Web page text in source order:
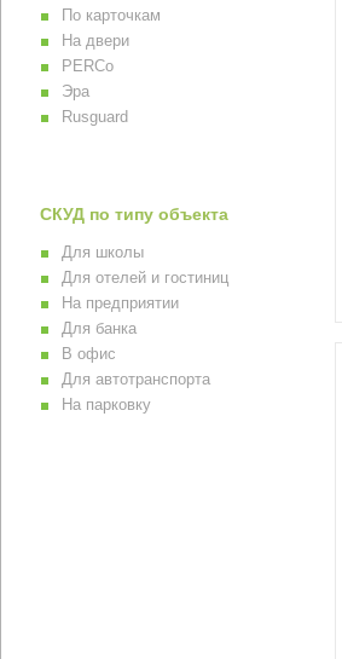
По карточкам
На двери
PERCo
Эра
Rusguard
СКУД по типу объекта
Для школы
Для отелей и гостиниц
На предприятии
Для банка
В офис
Для автотранспорта
На парковку